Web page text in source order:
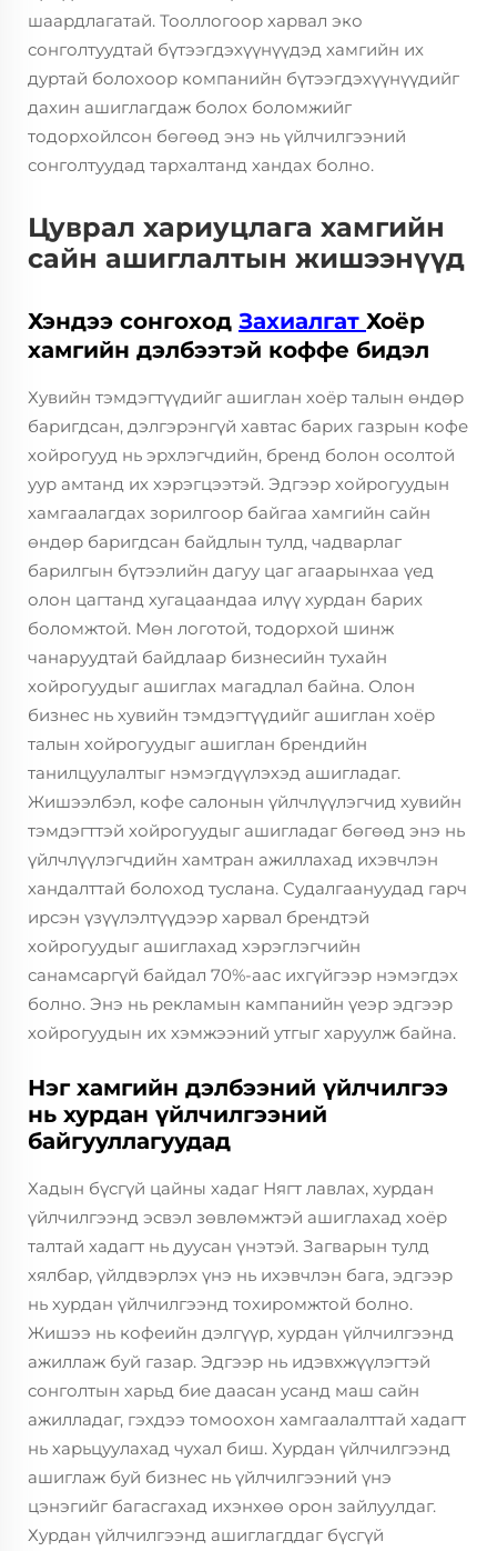
шаардлагатай. Тооллогоор харвал эко
сонголтуудтай бүтээгдэхүүнүүдэд хамгийн их
дуртай болохоор компанийн бүтээгдэхүүнүүдийг
дахин ашиглагдаж болох боломжийг
тодорхойлсон бөгөөд энэ нь үйлчилгээний
сонголтуудад тархалтанд хандах болно.
Цуврал хариуцлага хамгийн
сайн ашиглалтын жишээнүүд
Хэндээ сонгоход Захиалгат Хоёр
хамгийн дэлбээтэй коффе бидэл
Хувийн тэмдэгтүүдийг ашиглан хоёр талын өндөр
баригдсан, дэлгэрэнгүй хавтас барих газрын кофе
хойрогууд нь эрхлэгчдийн, бренд болон осолтой
уур амтанд их хэрэгцээтэй. Эдгээр хойрогуудын
хамгаалагдах зорилгоор байгаа хамгийн сайн
өндөр баригдсан байдлын тулд, чадварлаг
барилгын бүтээлийн дагуу цаг агаарынхаа үед
олон цагтанд хугацаандаа илүү хурдан барих
боломжтой. Мөн логотой, тодорхой шинж
чанаруудтай байдлаар бизнесийн тухайн
хойрогуудыг ашиглах магадлал байна. Олон
бизнес нь хувийн тэмдэгтүүдийг ашиглан хоёр
талын хойрогуудыг ашиглан брендийн
танилцуулалтыг нэмэгдүүлэхэд ашигладаг.
Жишээлбэл, кофе салонын үйлчлүүлэгчид хувийн
тэмдэгттэй хойрогуудыг ашигладаг бөгөөд энэ нь
үйлчлүүлэгчдийн хамтран ажиллахад ихэвчлэн
хандалттай болоход туслана. Судалгаануудад гарч
ирсэн үзүүлэлтүүдээр харвал брендтэй
хойрогуудыг ашиглахад хэрэглэгчийн
санамсаргүй байдал 70%-аас ихгүйгээр нэмэгдэх
болно. Энэ нь рекламын кампанийн үеэр эдгээр
хойрогуудын их хэмжээний утгыг харуулж байна.
Нэг хамгийн дэлбээний үйлчилгээ
нь хурдан үйлчилгээний
байгууллагуудад
Хадын бүсгүй цайны хадаг Нягт лавлах, хурдан
үйлчилгээнд эсвэл зөвлөмжтэй ашиглахад хоёр
талтай хадагт нь дуусан үнэтэй. Загварын тулд
хялбар, үйлдвэрлэх үнэ нь ихэвчлэн бага, эдгээр
нь хурдан үйлчилгээнд тохиромжтой болно.
Жишээ нь кофеийн дэлгүүр, хурдан үйлчилгээнд
ажиллаж буй газар. Эдгээр нь идэвхжүүлэгтэй
сонголтын харьд бие даасан усанд маш сайн
ажилладаг, гэхдээ томоохон хамгаалалттай хадагт
нь харьцуулахад чухал биш. Хурдан үйлчилгээнд
ашиглаж буй бизнес нь үйлчилгээний үнэ
цэнэгийг багасгахад ихэнхөө орон зайлуулдаг.
Хурдан үйлчилгээнд ашиглагддаг бүсгүй